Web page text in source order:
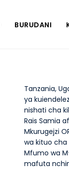
BURUDANI
Tanzania,
ya
nishati cha
Rais Samia
Mkurugejzi
wa kituo cha
Mfumo wa
mafuta